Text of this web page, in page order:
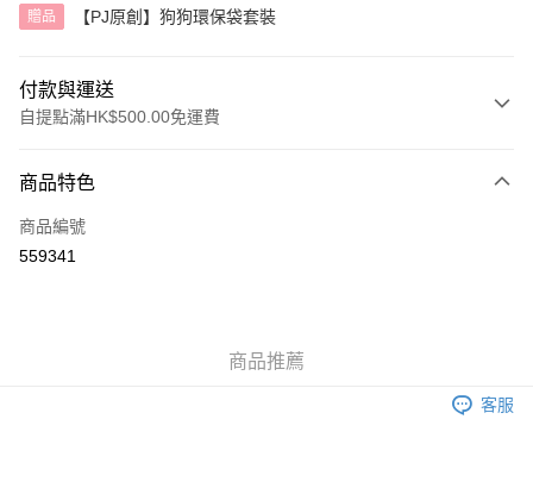
贈品 【PJ原創】狗狗環保袋套裝
付款與運送
自提點滿HK$500.00免運費
信用卡
AlipayHK
每筆HK$40.00，滿HK$500.00或以上免運費
商品特色
商品編號
559341
商品推薦
客服